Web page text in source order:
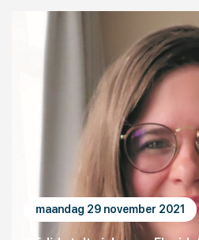
maandag 29 november 2021